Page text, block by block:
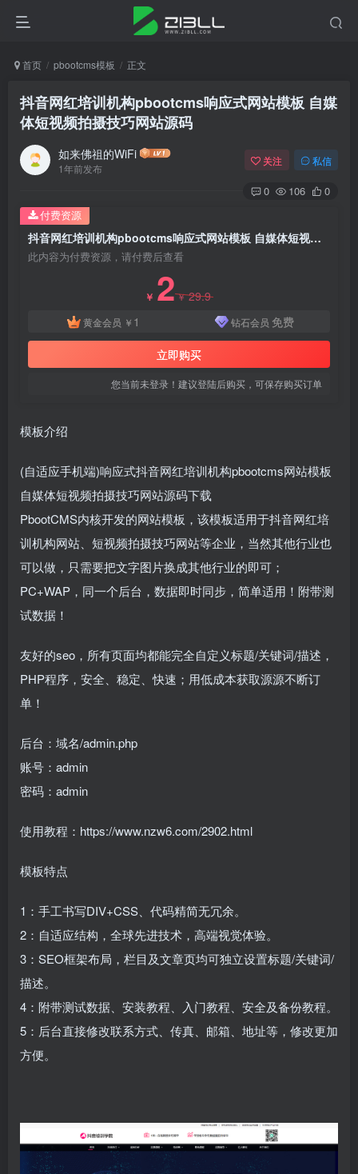
首页 pbootcms模板 正文
抖音网红培训机构pbootcms响应式网站模板 自媒
体短视频拍摄技巧网站源码
如来佛祖的WiFi
1年前发布
关注 私信
0 106 0
抖音网红培训机构pbootcms响应式网站模板 自媒体短视频拍摄技巧网站源码
此内容为付费资源，请付费后查看
￥ 2￥29.9
黄金会员 ￥ 1 钻石会员 免费
立即购买
您当前未登录！建议登陆后购买，可保存购买订单
付费资源
模板介绍
(自适应手机端)响应式抖音网红培训机构pbootcms网站模板
自媒体短视频拍摄技巧网站源码下载
PbootCMS内核开发的网站模板，该模板适用于抖音网红培
训机构网站、短视频拍摄技巧网站等企业，当然其他行业也
可以做，只需要把文字图片换成其他行业的即可；
PC+WAP，同一个后台，数据即时同步，简单适用！附带测
试数据！
友好的seo，所有页面均都能完全自定义标题/关键词/描述，
PHP程序，安全、稳定、快速；用低成本获取源源不断订
单！
后台：域名/admin.php
账号：admin
密码：admin
使用教程：https://www.nzw6.com/2902.html
模板特点
1：手工书写DIV+CSS、代码精简无冗余。
2：自适应结构，全球先进技术，高端视觉体验。
3：SEO框架布局，栏目及文章页均可独立设置标题/关键词/
描述。
4：附带测试数据、安装教程、入门教程、安全及备份教程。
5：后台直接修改联系方式、传真、邮箱、地址等，修改更加
方便。